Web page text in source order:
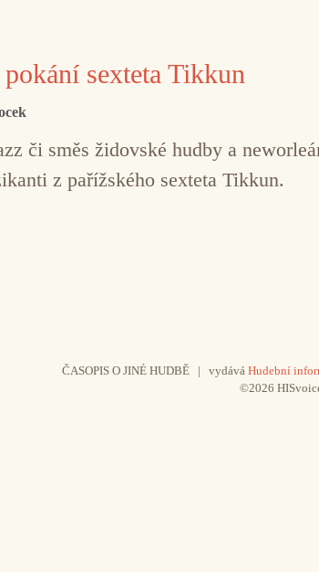
sexteta Tikkun
či směs židovské hudby a
z pařížského sexteta Tikkun.
ČASOPIS O JINÉ HUDBĚ | vydává Hudební
©2026